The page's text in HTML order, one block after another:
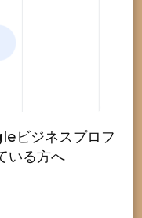
ビジネスプロフ
いる方へ